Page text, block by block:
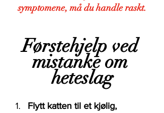
symptomene, må du handle raskt.
Førstehjelp ved
mistanke om
heteslag
Flytt katten til et kjølig,